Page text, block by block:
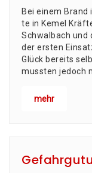
Bei einem
te in Kemel
Schwal­bach und
der ers­ten
Glück bereits
muss­ten jedoch
mehr